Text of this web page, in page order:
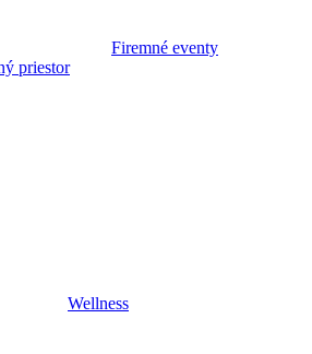
priestor
Firemné eventy
Wellness